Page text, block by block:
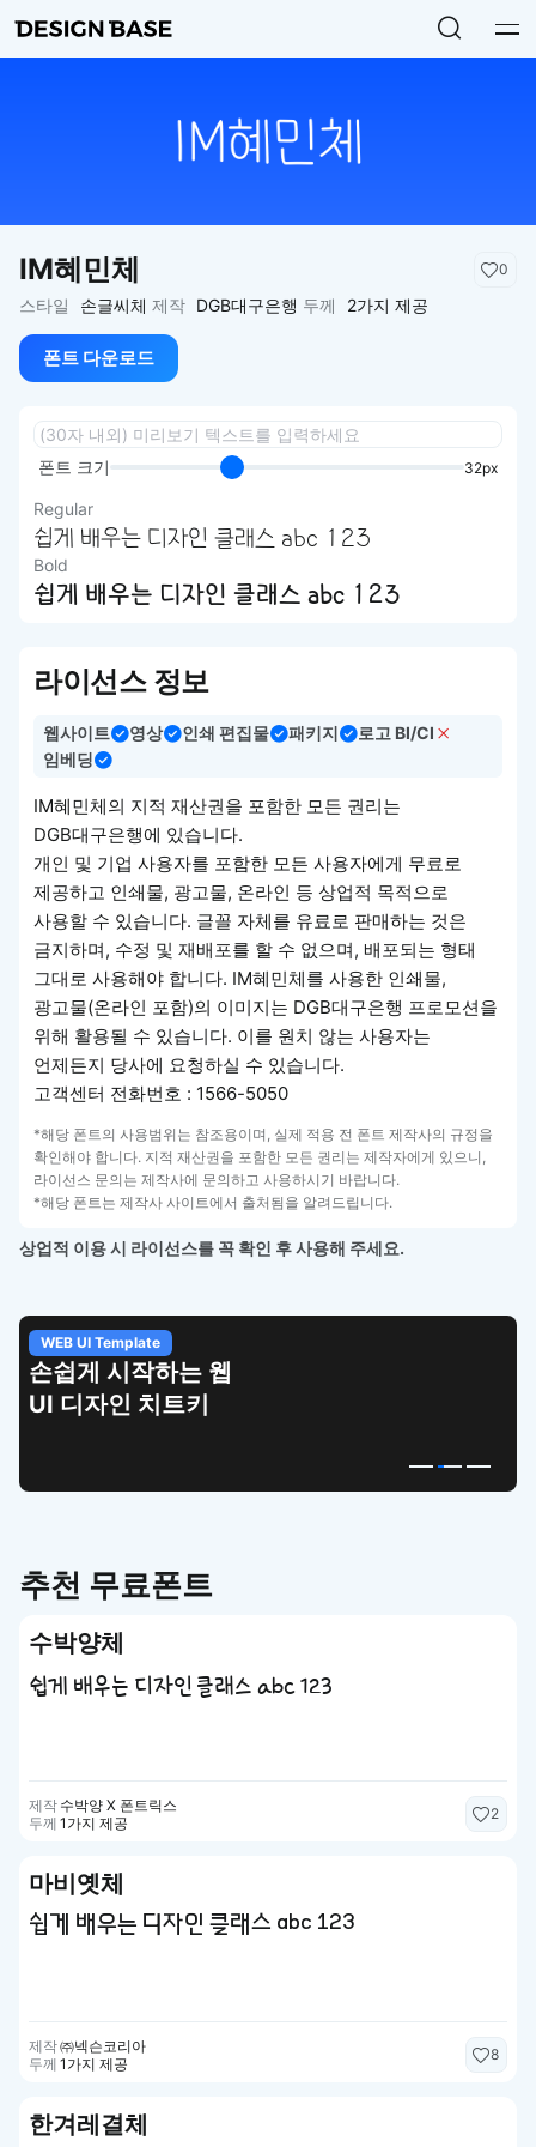
IM혜민체 0
스타일 손글씨체 제작 DGB대구은행 두께 2가지 제공
폰트 다운로드
폰트 크기 32px
Regular
쉽게 배우는 디자인 클래스 abc 123
Bold
쉽게 배우는 디자인 클래스 abc 123
라이선스 정보
웹사이트 영상 인쇄 편집물 패키지
로고 BI/CI
임베딩
IM혜민체의 지적 재산권을 포함한 모든 권리는
DGB대구은행에 있습니다.
개인 및 기업 사용자를 포함한 모든 사용자에게 무료로
제공하고 인쇄물, 광고물, 온라인 등 상업적 목적으로
사용할 수 있습니다. 글꼴 자체를 유료로 판매하는 것은
금지하며, 수정 및 재배포를 할 수 없으며, 배포되는 형태
그대로 사용해야 합니다. IM혜민체를 사용한 인쇄물,
광고물(온라인 포함)의 이미지는 DGB대구은행 프로모션을
위해 활용될 수 있습니다. 이를 원치 않는 사용자는
언제든지 당사에 요청하실 수 있습니다.
고객센터 전화번호 : 1566-5050
*해당 폰트의 사용범위는 참조용이며, 실제 적용 전 폰트 제작사의 규정을
확인해야 합니다. 지적 재산권을 포함한 모든 권리는 제작자에게 있으니,
라이선스 문의는 제작사에 문의하고 사용하시기 바랍니다.
*해당 폰트는 제작사 사이트에서 출처됨을 알려드립니다.
상업적 이용 시 라이선스를 꼭 확인 후 사용해 주세요.
WEB UI Template
손쉽게 시작하는 웹
UI 디자인 치트키
추천 무료폰트
수박양체
쉽게 배우는 디자인 클래스 abc 123
제작 수박양 X 폰트릭스
두께 1가지 제공
2
마비옛체
쉽게 배우는 디자인 클래스 abc 123
제작㈜넥슨코리아
두께 1가지 제공
8
한겨레결체